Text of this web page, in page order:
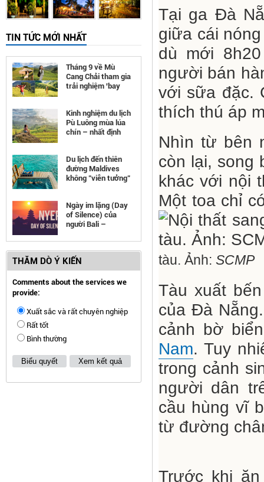
TIN TỨC MỚI NHẤT
Tháng 9 về Mù
Cang Chải tham gia
trải nghiệm 'bay
Kinh nghiệm du lịch
Pù Luông mùa lúa
chín – nhất định
Du lịch đến thiên
đường Maldives
không "viễn tưởng"
Ngày im lặng (Day
of Silence) của
người Bali –
THĂM DÒ Ý KIẾN
Comments about the services we
provide:
Xuất sắc và rất chuyên nghiệp
Rất tốt
Bình thường
Biểu quyết Xem kết quả
Tại ga Đà
giữa cái
dù mới
người bán
với sữa đặc.
thích thú áp
Nhìn từ bên
còn lại, song
khác với nội
Một toa chỉ
tàu. Ảnh: SCMP
Tàu xuất
của Đà
cảnh bờ
Nam. Tuy
trong cảnh
người dân
cầu hùng vĩ
từ đường
Trước khi